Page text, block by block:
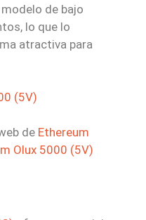
de bajo
lo que lo
atractiva para
(5V)
de Ethereum
Olux 5000 (5V)